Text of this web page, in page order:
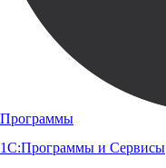
Программы
1С:Программы и Сервисы